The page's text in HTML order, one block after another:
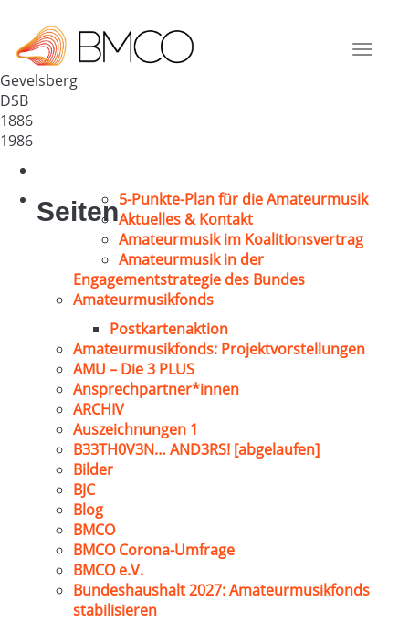
Toggle
Deutschland
58285
Gevelsberg
DSB
1886
1986
Seiten5-Punkte-Plan für die Amateurmusik
Aktuelles & Kontakt
Amateurmusik im Koalitionsvertrag
Amateurmusik in der
Engagementstrategie des Bundes
Amateurmusikfonds
Postkartenaktion
Amateurmusikfonds: Projektvorstellungen
AMU – Die 3 PLUS
Ansprechpartner*innen
ARCHIV
Auszeichnungen 1
B33TH0V3N… AND3RS! [abgelaufen]
Bilder
BJC
Blog
BMCO
BMCO Corona-Umfrage
BMCO e.V.
Bundeshaushalt 2027: Amateurmusikfonds
stabilisieren